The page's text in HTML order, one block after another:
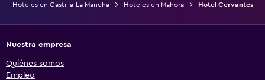
Hoteles en Castilla-La Mancha
Hoteles en Mahora Hotel Cervantes
Nuestra empresa
Quiénes somos
Empleo